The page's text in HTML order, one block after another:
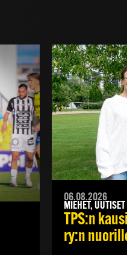
06.08.2026
MIEHET, UUTISET
TPS:n
ry:n